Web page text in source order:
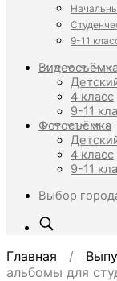
9-11
Видеосъёмка
4 класс
9-11
Фотосъёмка
4 класс
9-11
Выбор
Главная /
альбомы для